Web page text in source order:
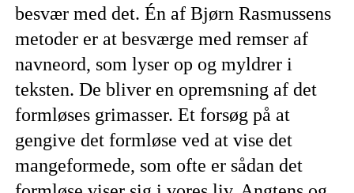
besvær med det. Én af Bjørn Rasmussens
metoder er at besværge med remser af
navneord, som lyser op og myldrer i
teksten. De bliver en opremsning af det
formløses grimasser. Et forsøg på at
gengive det formløse ved at vise det
mangeformede, som ofte er sådan det